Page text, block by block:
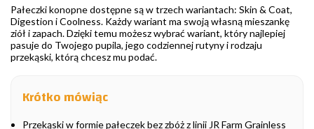
Pałeczki konopne dostępne są w trzech wariantach: Skin & Coat,
Digestion i Coolness. Każdy wariant ma swoją własną mieszankę
ziół i zapach. Dzięki temu możesz wybrać wariant, który najlepiej
pasuje do Twojego pupila, jego codziennej rutyny i rodzaju
przekąski, którą chcesz mu podać.
Krótko mówiąc
Przekąski w formie pałeczek bez zbóż z linii JR Farm Grainless